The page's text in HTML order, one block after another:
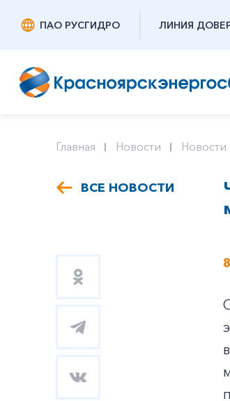
ПАО РУСГИДРО ЛИНИЯ
Главная Новости Новости
ВСЕ НОВОСТИ